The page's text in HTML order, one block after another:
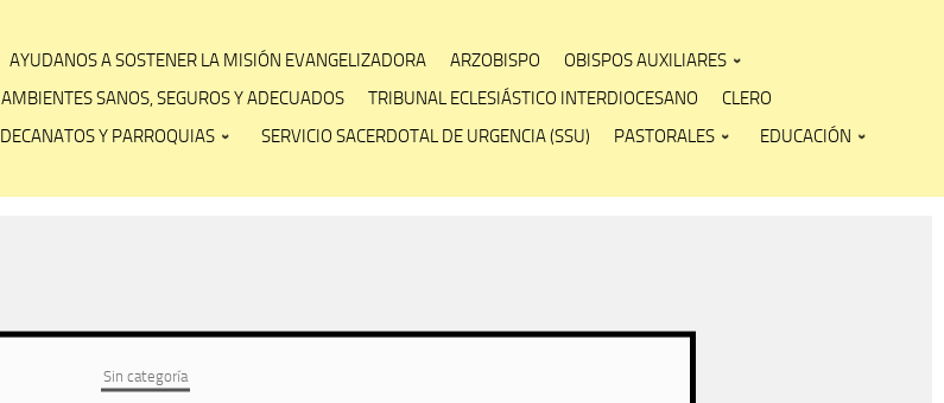
AYUDANOS A SOSTENER LA MISIÓN EVANGELIZADORA ARZOBISPO
OBISPOS AUXILIARES
AMBIENTES SANOS, SEGUROS Y ADECUADOS TRIBUNAL ECLESIÁSTICO INTERDIOCESANO
CLERO
DECANATOS Y PARROQUIAS SERVICIO SACERDOTAL DE URGENCIA (SSU) PASTORALES EDUCACIÓN
Sin categoría